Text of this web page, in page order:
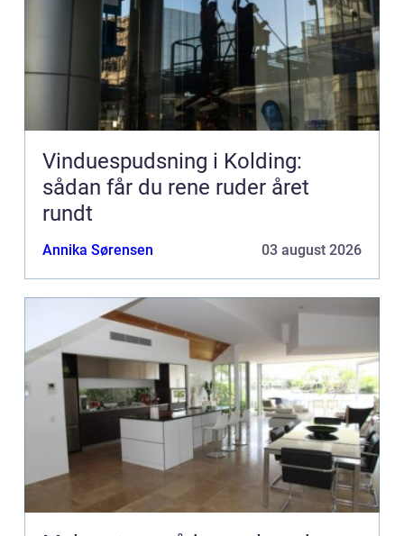
Vinduespudsning i Kolding:
sådan får du rene ruder året
rundt
Annika Sørensen 03 august 2026